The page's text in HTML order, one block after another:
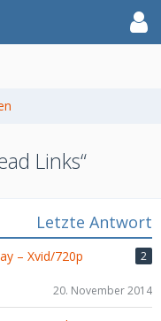
Links“
Letzte Antwort
– Xvid/720p
2
20. November 2014